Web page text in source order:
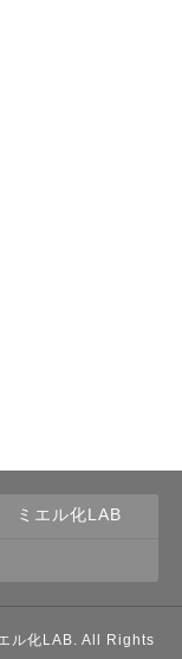
ミエル化LAB
ル化LAB. All Rights